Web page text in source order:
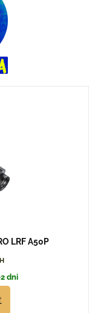
LRF A50P
dni